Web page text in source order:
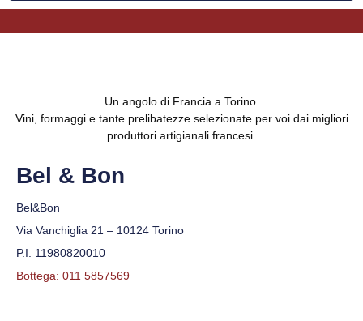
Un angolo di Francia a Torino.
Vini, formaggi e tante prelibatezze selezionate per voi dai migliori
produttori artigianali francesi.
Bel & Bon
Bel&Bon
Via Vanchiglia 21 – 10124 Torino
P.I. 11980820010
Bottega: 011 5857569